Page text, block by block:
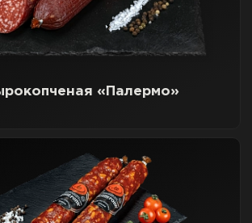
«Палермо»